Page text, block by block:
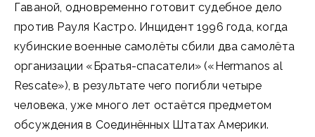
Гаваной, одновременно готовит судебное дело
против Рауля Кастро. Инцидент 1996 года, когда
кубинские военные самолёты сбили два самолёта
организации «Братья-спасатели» («Hermanos al
Rescate»), в результате чего погибли четыре
человека, уже много лет остаётся предметом
обсуждения в Соединённых Штатах Америки.